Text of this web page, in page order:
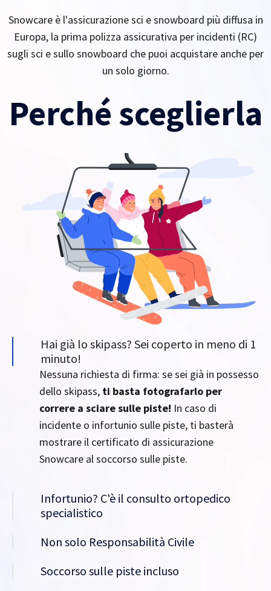
Snowcare è l'assicurazione sci e snowboard più diffusa in
Europa, la prima polizza assicurativa per incidenti (RC)
sugli sci e sullo snowboard che puoi acquistare anche per
un solo giorno.
Perché sceglierla
Hai già lo skipass? Sei coperto in meno di 1
minuto!
Nessuna richiesta di firma: se sei già in possesso
dello skipass, ti basta fotografarlo per
correre a sciare sulle piste! In caso di
incidente o infortunio sulle piste, ti basterà
mostrare il certificato di assicurazione
Snowcare al soccorso sulle piste.
Infortunio? C'è il consulto ortopedico
specialistico
Non solo Responsabilità Civile
Soccorso sulle piste incluso